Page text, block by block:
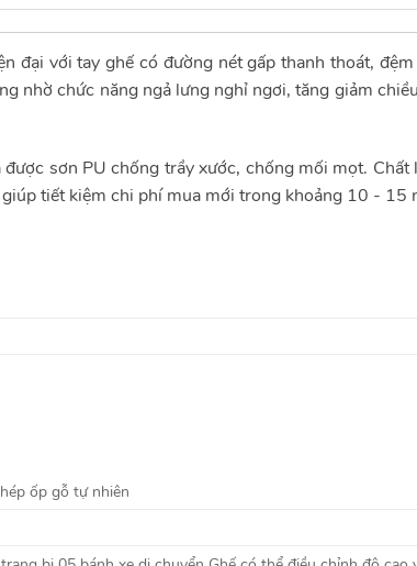
đại với tay ghế có đường nét gấp thanh thoát,
nhờ chức năng ngả lưng nghỉ ngơi, tăng giảm
sơn PU chống trầy xước, chống mối mọt.
tiết kiệm chi phí mua mới trong khoảng 10 - 15
ốp gỗ tự nhiên